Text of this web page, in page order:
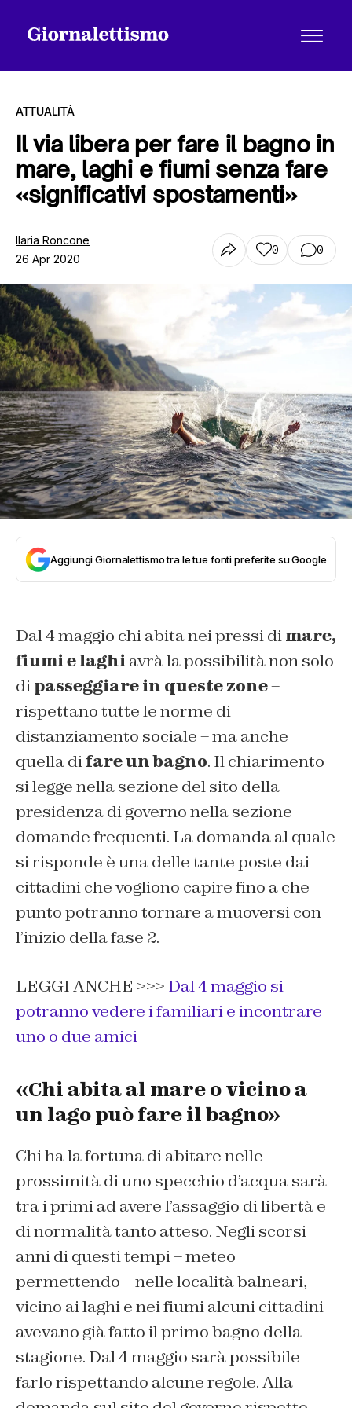
Tutti gli articoli
Chi siamo
Contatti
ATTUALITÀ
Il via libera per fare il bagno in
mare, laghi e fiumi senza fare
«significativi spostamenti»
Ilaria Roncone
26 Apr 2020
0 0
Aggiungi Giornalettismo tra le tue fonti preferite su Google
Dal 4 maggio chi abita nei pressi dimare,
fiumi e laghi avrà la possibilità non solo
dipasseggiare in queste zone–
rispettano tutte le norme di
distanziamento sociale – ma anche
quella difare un bagno. Il chiarimento
si legge nella sezione del sito della
presidenza di governo nella sezione
domande frequenti. La domanda al quale
si risponde è una delle tante poste dai
cittadini che vogliono capire fino a che
punto potranno tornare a muoversi con
l’inizio della fase 2.
LEGGI ANCHE >>> Dal 4 maggio si
potranno vedere i familiari e incontrare
uno o due amici
«Chi abita al mare o vicino a
un lago può fare il bagno»
Chi ha la fortuna di abitare nelle
prossimità di uno specchio d’acqua sarà
tra i primi ad avere l’assaggio di libertà e
di normalità tanto atteso. Negli scorsi
anni di questi tempi – meteo
permettendo – nelle località balneari,
vicino ai laghi e nei fiumi alcuni cittadini
avevano già fatto il primo bagno della
stagione. Dal 4 maggio sarà possibile
farlo rispettando alcune regole. Alla